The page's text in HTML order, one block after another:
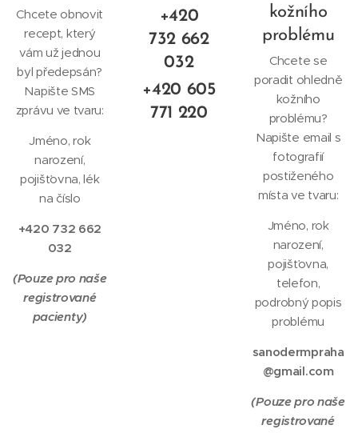
Chcete obnovit
recept, který
vám už jednou
byl předepsán?
Napište SMS
zprávu ve tvaru:
Jméno, rok
narození,
pojišťovna, lék
na číslo
+420 732 662
032
(Pouze pro naše
registrované
pacienty)
+420
732 662
032
+420 605
771 220
kožního
problému
Chcete se
poradit ohledně
kožního
problému?
Napište email s
fotografií
postiženého
místa ve tvaru:
Jméno, rok
narození,
pojišťovna,
telefon,
podrobný popis
problému
sanodermpraha
@gmail.com
(Pouze pro naše
registrované